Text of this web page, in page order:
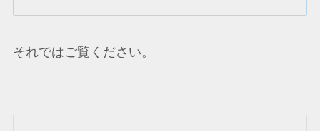
それではご覧ください。